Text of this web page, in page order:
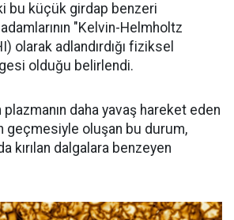
bu küçük girdap benzeri
"Kelvin-Helmholtz
olarak adlandırdığı fiziksel
olduğu belirlendi.
plazmanın daha yavaş hareket eden
geçmesiyle oluşan bu durum,
kırılan dalgalara benzeyen